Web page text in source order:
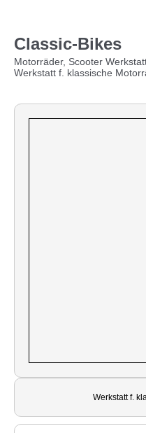
Classic-Bikes
Motorräder, Scooter
Werkstatt f. klassische
Werkstatt f.